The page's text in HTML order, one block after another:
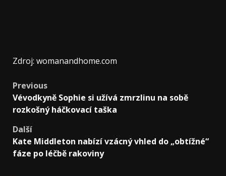
Zdroj: womanandhome.com
Previous
Vévodkyně Sophie si užívá zmrzlinu na sobě
rozkošný háčkovací taška
Další
Kate Middleton nabízí vzácný vhled do „obtížné“
fáze po léčbě rakoviny